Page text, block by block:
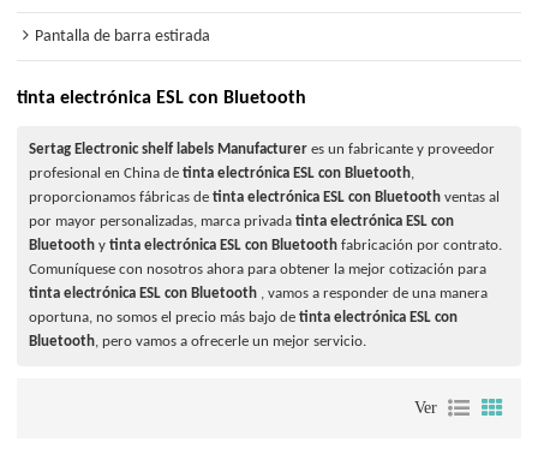
Pantalla de barra estirada
tinta electrónica ESL con Bluetooth
Sertag Electronic shelf labels Manufacturer es un fabricante y proveedor
profesional en China detinta electrónica ESL con Bluetooth,
proporcionamos fábricas detinta electrónica ESL con Bluetooth ventas al
por mayor personalizadas, marca privadatinta electrónica ESL con
Bluetooth ytinta electrónica ESL con Bluetooth fabricación por contrato.
Comuníquese con nosotros ahora para obtener la mejor cotización para
tinta electrónica ESL con Bluetooth , vamos a responder de una manera
oportuna, no somos el precio más bajo detinta electrónica ESL con
Bluetooth, pero vamos a ofrecerle un mejor servicio.
Ver